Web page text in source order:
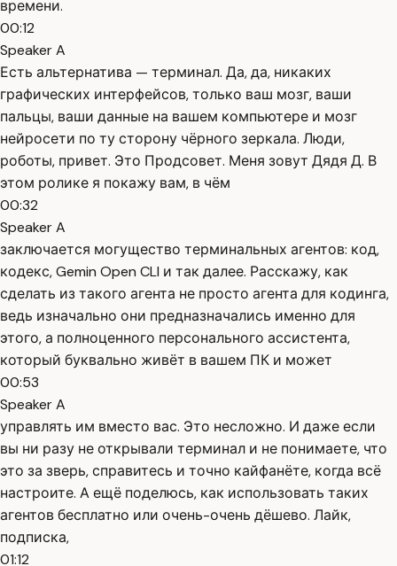
времени.
00:12
Speaker A
Есть альтернатива — терминал. Да, да, никаких
графических интерфейсов, только ваш мозг, ваши
пальцы, ваши данные на вашем компьютере и мозг
нейросети по ту сторону чёрного зеркала. Люди,
роботы, привет. Это Продсовет. Меня зовут Дядя Д. В
этом ролике я покажу вам, в чём
00:32
Speaker A
заключается могущество терминальных агентов: код,
кодекс, Gemin Open CLI и так далее. Расскажу, как
сделать из такого агента не просто агента для кодинга,
ведь изначально они предназначались именно для
этого, а полноценного персонального ассистента,
который буквально живёт в вашем ПК и может
00:53
Speaker A
управлять им вместо вас. Это несложно. И даже если
вы ни разу не открывали терминал и не понимаете, что
это за зверь, справитесь и точно кайфанёте, когда всё
настроите. А ещё поделюсь, как использовать таких
агентов бесплатно или очень-очень дёшево. Лайк,
подписка,
01:12